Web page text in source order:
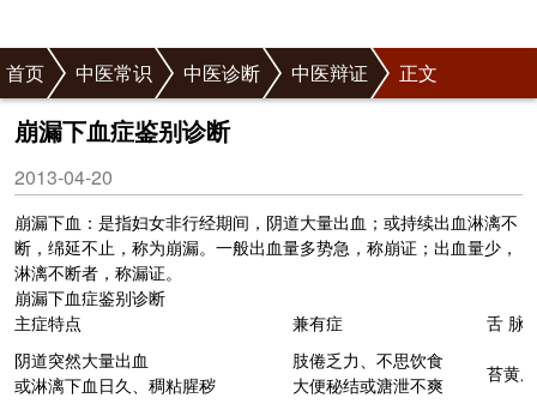
首页 中医常识 中医诊断 中医辩证 正文
崩漏下血症鉴别诊断
2013-04-20
崩漏下血：是指妇女非行经期间，阴道大量出血；或持续出血淋漓不
断，绵延不止，称为崩漏。一般出血量多势急，称崩证；出血量少，
淋漓不断者，称漏证。
崩漏下血症鉴别诊断
主症特点
兼有症
舌 脉
阴道突然大量出血
或淋漓下血日久、稠粘腥秽
肢倦乏力、不思饮食
大便秘结或溏泄不爽
苔黄